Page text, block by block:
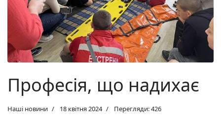
Професія, що надихає
Наші новини 18 квітня 2024 Перегляди: 426